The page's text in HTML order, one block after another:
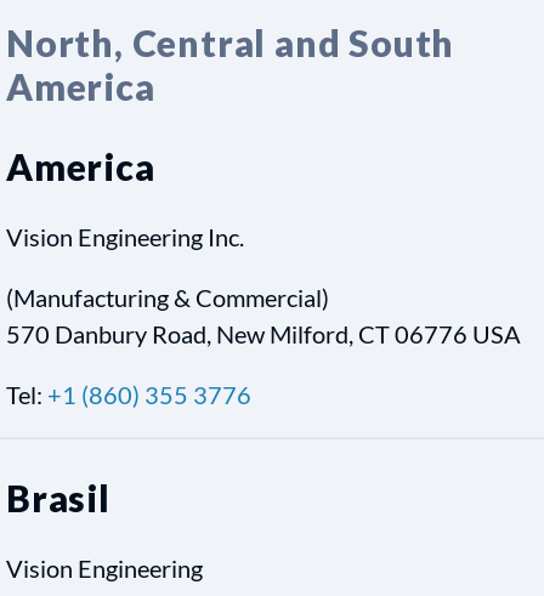
North, Central and South
America
America
Vision Engineering Inc.
(Manufacturing & Commercial)
570 Danbury Road, New Milford, CT 06776 USA
Tel: +1 (860) 355 3776
Brasil
Vision Engineering